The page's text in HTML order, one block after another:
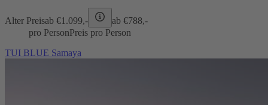
Alter Preisab €1.099,- ab €788,-
pro PersonPreis pro Person
TUI BLUE Samaya